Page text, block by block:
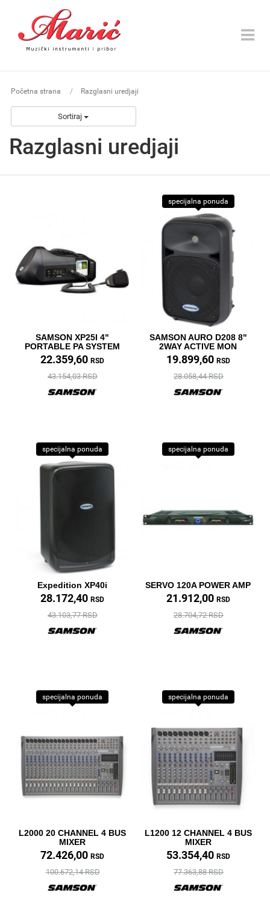
Toggle
Početna strana Razglasni uredjaji
Sortiraj
Razglasni uredjaji
SAMSON XP25I 4"
PORTABLE PA SYSTEM
22.359,60 RSD
43.154,03 RSD
specijalna ponuda
SAMSON AURO D208 8"
2WAY ACTIVE MON
19.899,60 RSD
28.058,44 RSD
specijalna ponuda
Expedition XP40i
28.172,40 RSD
43.103,77 RSD
specijalna ponuda
SERVO 120A POWER AMP
21.912,00 RSD
28.704,72 RSD
specijalna ponuda
L2000 20 CHANNEL 4 BUS
MIXER
72.426,00 RSD
100.672,14 RSD
specijalna ponuda
L1200 12 CHANNEL 4 BUS
MIXER
53.354,40 RSD
77.363,88 RSD